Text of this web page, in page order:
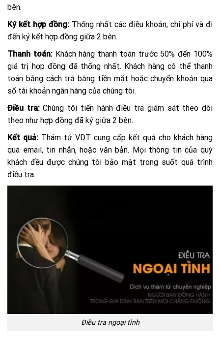
bên.
Ký kết hợp đồng: Thống nhất các điều khoản, chi phí và đi
đến ký kết hợp đồng giữa 2 bên.
Thanh toán: Khách hàng thanh toán trước 50% đến 100%
giá trị hợp đồng đã thống nhất. Khách hàng có thể thanh
toán bằng cách trả bằng tiền mặt hoặc chuyển khoản qua
số tài khoản ngân hàng của chúng tôi.
Điều tra:Chúng tôi tiến hành điều tra giám sát theo dõi
theo như hợp đồng đã ký giữa 2 bên.
Kết quả: Thám tử VDT cung cấp kết quả cho khách hàng
qua email, tin nhắn, hoặc văn bản. Mọi thông tin của quý
khách đều được chúng tôi bảo mật trong suốt quá trình
điều tra.
Điều tra ngoại tình